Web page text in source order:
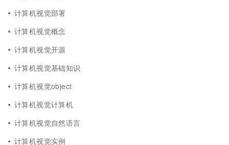
计算机视觉部署
计算机视觉概念
计算机视觉开源
计算机视觉基础知识
计算机视觉object
计算机视觉计算机
计算机视觉自然语言
计算机视觉实例